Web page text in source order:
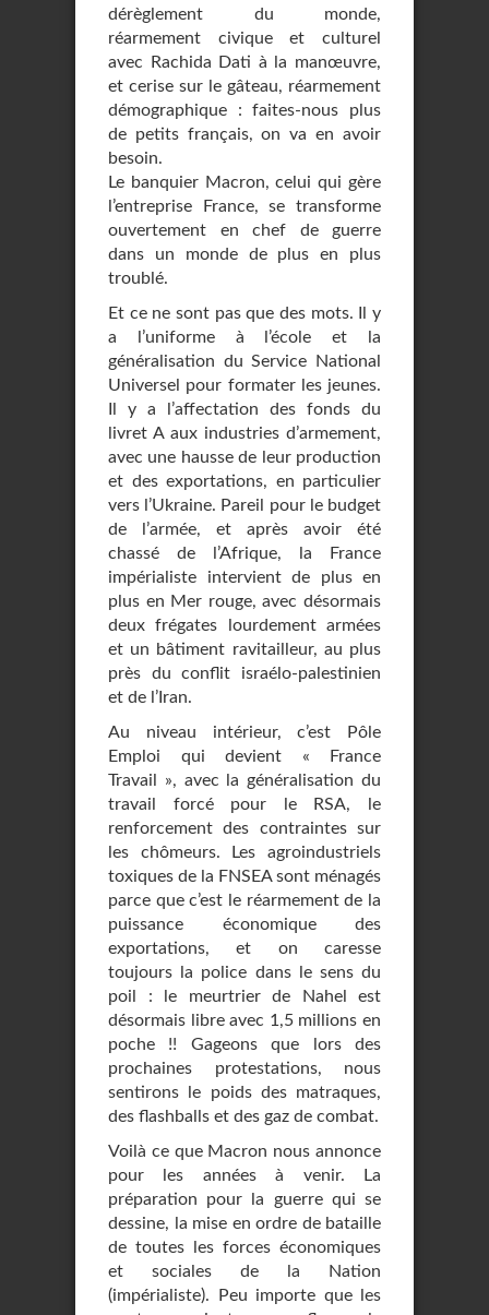
dérèglement du monde,
réarmement civique et culturel
avec Rachida Dati à la manœuvre,
et cerise sur le gâteau, réarmement
démographique : faites-nous plus
de petits français, on va en avoir
besoin.
Le banquier Macron, celui qui gère
l’entreprise France, se transforme
ouvertement en chef de guerre
dans un monde de plus en plus
troublé.
Et ce ne sont pas que des mots. Il y
a l’uniforme à l’école et la
généralisation du Service National
Universel pour formater les jeunes.
Il y a l’affectation des fonds du
livret A aux industries d’armement,
avec une hausse de leur production
et des exportations, en particulier
vers l’Ukraine. Pareil pour le budget
de l’armée, et après avoir été
chassé de l’Afrique, la France
impérialiste intervient de plus en
plus en Mer rouge, avec désormais
deux frégates lourdement armées
et un bâtiment ravitailleur, au plus
près du conflit israélo-palestinien
et de l’Iran.
Au niveau intérieur, c’est Pôle
Emploi qui devient « France
Travail », avec la généralisation du
travail forcé pour le RSA, le
renforcement des contraintes sur
les chômeurs. Les agroindustriels
toxiques de la FNSEA sont ménagés
parce que c’est le réarmement de la
puissance économique des
exportations, et on caresse
toujours la police dans le sens du
poil : le meurtrier de Nahel est
désormais libre avec 1,5 millions en
poche !! Gageons que lors des
prochaines protestations, nous
sentirons le poids des matraques,
des flashballs et des gaz de combat.
Voilà ce que Macron nous annonce
pour les années à venir. La
préparation pour la guerre qui se
dessine, la mise en ordre de bataille
de toutes les forces économiques
et sociales de la Nation
(impérialiste). Peu importe que les